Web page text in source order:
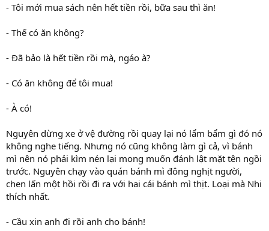
- Tôi mới mua sách nên hết tiền rồi, bữa sau thì ăn!
- Thế có ăn không?
- Đã bảo là hết tiền rồi mà, ngáo à?
- Có ăn không để tôi mua!
- À có!
Nguyên dừng xe ở vệ đường rồi quay lại nó lẩm bẩm gì đó nó
không nghe tiếng. Nhưng nó cũng không làm gì cả, vì bánh
mì nên nó phải kìm nén lại mong muốn đánh lật mặt tên ngồi
trước. Nguyên chạy vào quán bánh mì đông nghịt người,
chen lấn một hồi rồi đi ra với hai cái bánh mì thịt. Loại mà Nhi
thích nhất.
- Cầu xin anh đi rồi anh cho bánh!